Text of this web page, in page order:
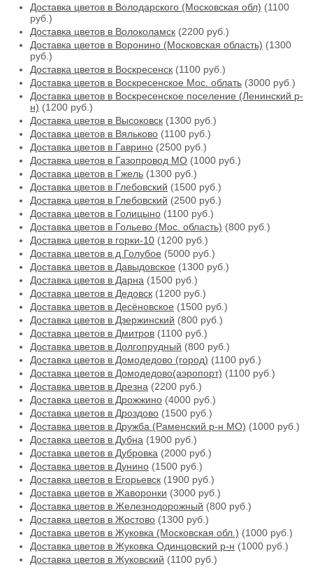
Доставка цветов в Володарского (Московская обл) (1100
руб.)
Доставка цветов в Волоколамск (2200 руб.)
Доставка цветов в Воронино (Московская область) (1300
руб.)
Доставка цветов в Воскресенск (1100 руб.)
Доставка цветов в Воскресенское Мос. облать (3000 руб.)
Доставка цветов в Воскресенское поселение (Ленинский р-
н) (1200 руб.)
Доставка цветов в Высоковск (1300 руб.)
Доставка цветов в Вяльково (1100 руб.)
Доставка цветов в Гаврино (2500 руб.)
Доставка цветов в Газопровод МО (1000 руб.)
Доставка цветов в Гжель (1300 руб.)
Доставка цветов в Глебовский (1500 руб.)
Доставка цветов в Глебовский (2500 руб.)
Доставка цветов в Голицыно (1100 руб.)
Доставка цветов в Гольево (Мос. область) (800 руб.)
Доставка цветов в горки-10 (1200 руб.)
Доставка цветов в д Голубое (5000 руб.)
Доставка цветов в Давыдовское (1300 руб.)
Доставка цветов в Дарна (1500 руб.)
Доставка цветов в Дедовск (1200 руб.)
Доставка цветов в Десёновское (1500 руб.)
Доставка цветов в Дзержинский (800 руб.)
Доставка цветов в Дмитров (1100 руб.)
Доставка цветов в Долгопрудный (800 руб.)
Доставка цветов в Домодедово (город) (1100 руб.)
Доставка цветов в Домодедово(аэропорт) (1100 руб.)
Доставка цветов в Дрезна (2200 руб.)
Доставка цветов в Дрожжино (4000 руб.)
Доставка цветов в Дроздово (1500 руб.)
Доставка цветов в Дружба (Раменский р-н МО) (1000 руб.)
Доставка цветов в Дубна (1900 руб.)
Доставка цветов в Дубровка (2000 руб.)
Доставка цветов в Дунино (1500 руб.)
Доставка цветов в Егорьевск (1900 руб.)
Доставка цветов в Жаворонки (3000 руб.)
Доставка цветов в Железнодорожный (800 руб.)
Доставка цветов в Жостово (1300 руб.)
Доставка цветов в Жуковка (Московская обл.) (1000 руб.)
Доставка цветов в Жуковка Одинцовский р-н (1000 руб.)
Доставка цветов в Жуковский (1100 руб.)